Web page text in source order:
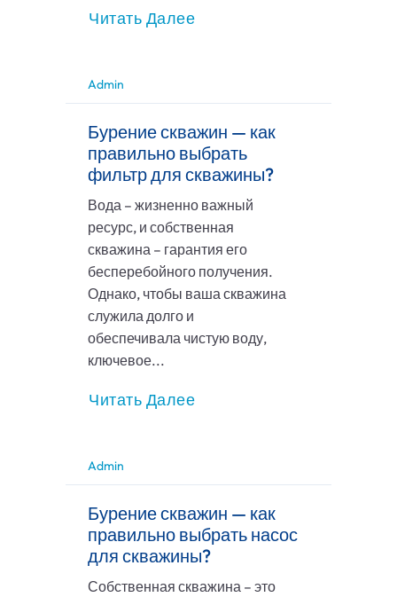
Читать Далее
Admin
Бурение скважин — как
правильно выбрать
фильтр для скважины?
Вода – жизненно важный
ресурс, и собственная
скважина – гарантия его
бесперебойного получения.
Однако, чтобы ваша скважина
служила долго и
обеспечивала чистую воду,
ключевое...
Читать Далее
Admin
Бурение скважин — как
правильно выбрать насос
для скважины?
Собственная скважина – это